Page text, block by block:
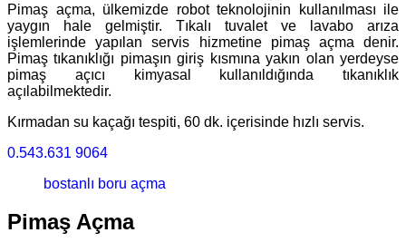
Pimaş açma, ülkemizde robot teknolojinin kullanılması ile
yaygın hale gelmiştir. Tıkalı tuvalet ve lavabo arıza
işlemlerinde yapılan servis hizmetine pimaş açma denir.
Pimaş tıkanıklığı pimaşın giriş kısmına yakın olan yerdeyse
pimaş açıcı kimyasal kullanıldığında tıkanıklık
açılabilmektedir.
Kırmadan su kaçağı tespiti, 60 dk. içerisinde hızlı servis.
0.543.631 9064
bostanlı boru açma
Pimaş Açma